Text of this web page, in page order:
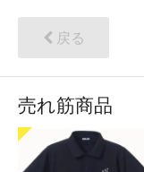
戻る
売れ筋商品